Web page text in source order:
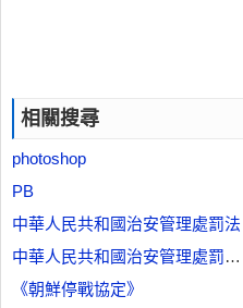
相關搜尋
photoshop
PB
中華人民共和國治安管理處罰法
中華人民共和國治安管理處罰條例
《朝鮮停戰協定》